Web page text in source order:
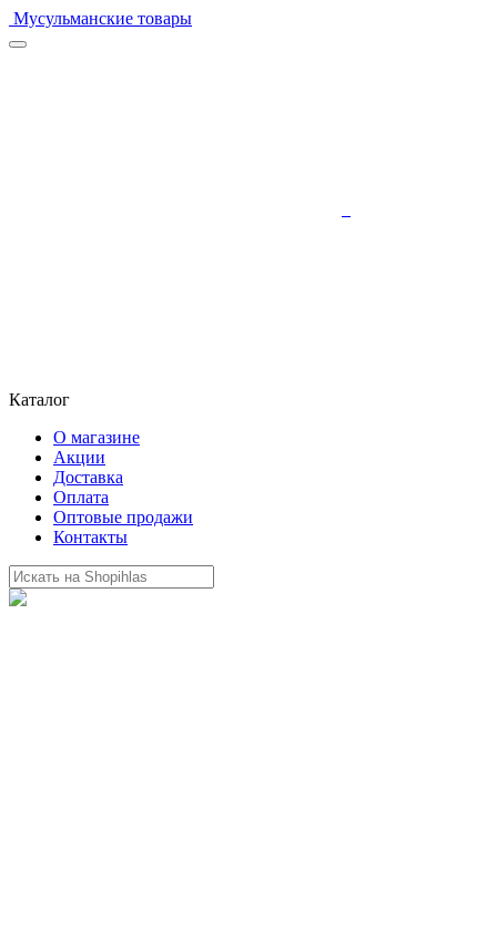
Мусульманские товары
Каталог
О магазине
Акции
Доставка
Оплата
Оптовые продажи
Контакты